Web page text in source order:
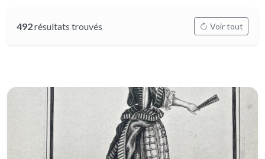
492résultats trouvés Voir tout